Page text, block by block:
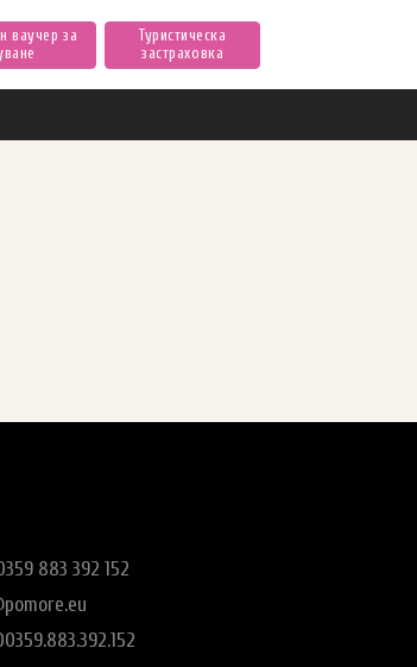
ваучер за
Туристическа
застраховка
883 392 152